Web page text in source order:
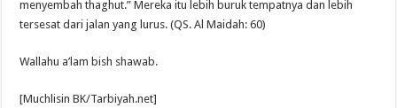
menyembah thaghut.” Mereka itu lebih buruk tempatnya dan lebih
tersesat dari jalan yang lurus. (QS. Al Maidah: 60)
Wallahu a’lam bish shawab.
[Muchlisin BK/Tarbiyah.net]